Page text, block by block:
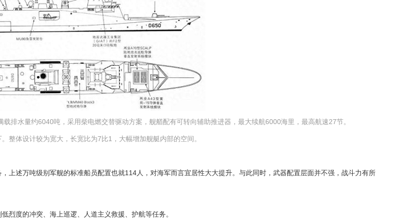
排水量约6040吨，采用柴电燃交替驱动方案，舰艏配有可转向辅助推进器，最大续航6000海里，最高航速27节。
整体设计较为宽大，长宽比为7比1，大幅增加舰艇内部的空间。
述万吨级别军舰的标准船员配置也就114人，对海军而言宜居性大大提升。与此同时，武器配置层面并不强，战斗力有所
度的冲突、海上巡逻、人道主义救援、护航等任务。